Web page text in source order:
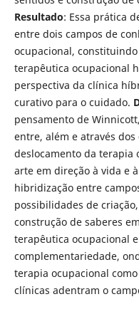
Resultado: Essa prática
entre dois campos de
ocupacional,
terapêutica ocupacional
perspectiva da clínica
curativo para o cuidado.
pensamento de
entre, além e através
deslocamento da terapia
arte em direção à vida e
hibridização entre
possibilidades de
construção de saberes
terapêutica ocupacional
complementariedade,
terapia ocupacional
clínicas adentram o